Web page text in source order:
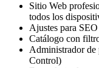
Sitio Web
todos los
Ajustes para
Catálogo con
Administrador de
Control)